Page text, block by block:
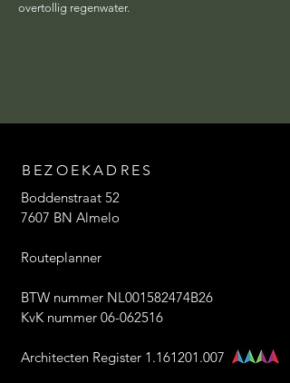
overtollig regenwater.
BEZOEKADRES
Boddenstraat 52
7607 BN Almelo
Routeplanner
BTW nummer NL001582474B26
KvK nummer 06-062516
Architecten Register 1.161201.007